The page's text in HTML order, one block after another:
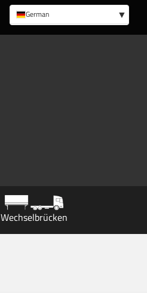
Wechselbrücken
German
English